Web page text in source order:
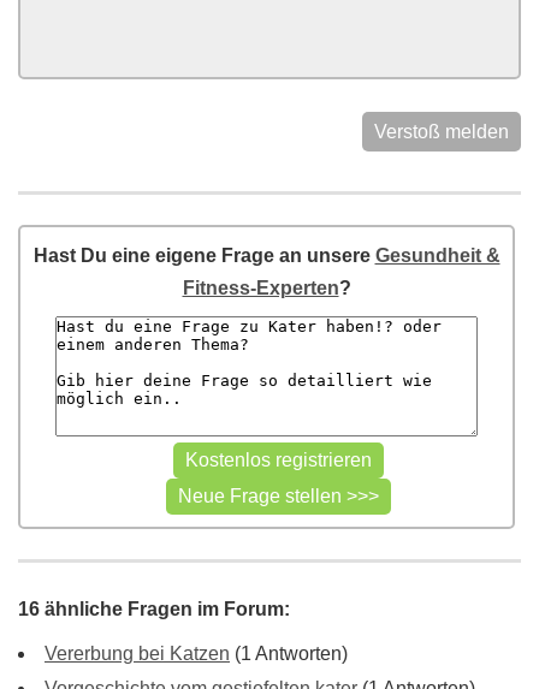
Verstoß melden
Hast Du eine eigene Frage an unsere Gesundheit &
Fitness-Experten?
16 ähnliche Fragen im Forum:
Vererbung bei Katzen (1 Antworten)